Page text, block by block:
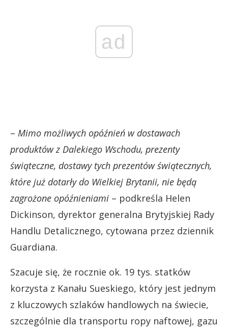
ad
– Mimo możliwych opóźnień w dostawach
produktów z Dalekiego Wschodu, prezenty
świąteczne, dostawy tych prezentów świątecznych,
które już dotarły do Wielkiej Brytanii, nie będą
zagrożone opóźnieniami – podkreśla Helen
Dickinson, dyrektor generalna Brytyjskiej Rady
Handlu Detalicznego, cytowana przez dziennik
Guardiana.
Szacuje się, że rocznie ok. 19 tys. statków
korzysta z Kanału Sueskiego, który jest jednym
z kluczowych szlaków handlowych na świecie,
szczególnie dla transportu ropy naftowej, gazu